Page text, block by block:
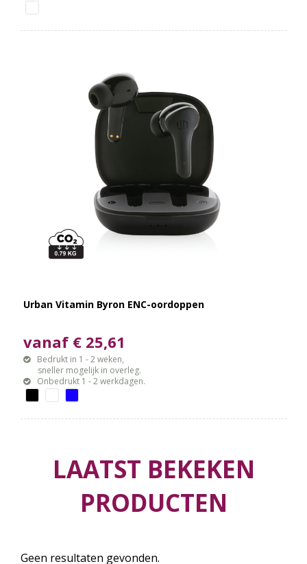
Urban Vitamin Byron ENC-oordoppen
vanaf € 25,61
Bedrukt in 1 - 2 weken,
sneller mogelijk in overleg.
Onbedrukt 1 - 2 werkdagen.
LAATST BEKEKEN
PRODUCTEN
Geen resultaten gevonden.